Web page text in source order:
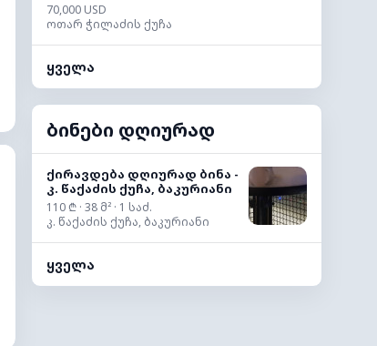
70,000 USD
ოთარ ჭილაძის ქუჩა
ყველა
ბინები დღიურად
ქირავდება დღიურად ბინა -
კ. წაქაძის ქუჩა, ბაკურიანი
110 ₾ · 38 მ² · 1 საძ.
კ. წაქაძის ქუჩა, ბაკურიანი
ყველა